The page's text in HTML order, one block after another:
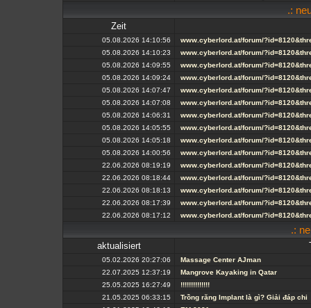
.:
Zeit
05.08.2026 14:10:56
www.cyberlord.at/forum/
05.08.2026 14:10:23
www.cyberlord.at/forum/
05.08.2026 14:09:55
www.cyberlord.at/forum/
05.08.2026 14:09:24
www.cyberlord.at/forum/
05.08.2026 14:07:47
www.cyberlord.at/forum/
05.08.2026 14:07:08
www.cyberlord.at/forum/
05.08.2026 14:06:31
www.cyberlord.at/forum/
05.08.2026 14:05:55
www.cyberlord.at/forum/
05.08.2026 14:05:18
www.cyberlord.at/forum/
05.08.2026 14:00:56
www.cyberlord.at/forum/
22.06.2026 08:19:19
www.cyberlord.at/forum/
22.06.2026 08:18:44
www.cyberlord.at/forum/
22.06.2026 08:18:13
www.cyberlord.at/forum/
22.06.2026 08:17:39
www.cyberlord.at/forum/
22.06.2026 08:17:12
www.cyberlord.at/forum/
.:
aktualisiert
05.02.2026 20:27:06
Massage Center AJman
22.07.2025 12:37:19
Mangrove Kayaking in Qatar
25.05.2025 16:27:49
!!!!!!!!!!!!!!
21.05.2025 06:33:15
Trồng răng Implant là gì? Giải đáp chi